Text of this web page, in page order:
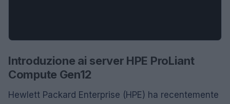
Introduzione ai server HPE ProLiant
Compute Gen12
Hewlett Packard Enterprise (HPE) ha recentemente